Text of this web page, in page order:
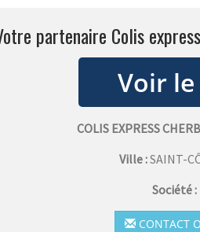
partenaire Colis
COLIS EXPRESS
Ville :SAINT-
Société :
CONTACT